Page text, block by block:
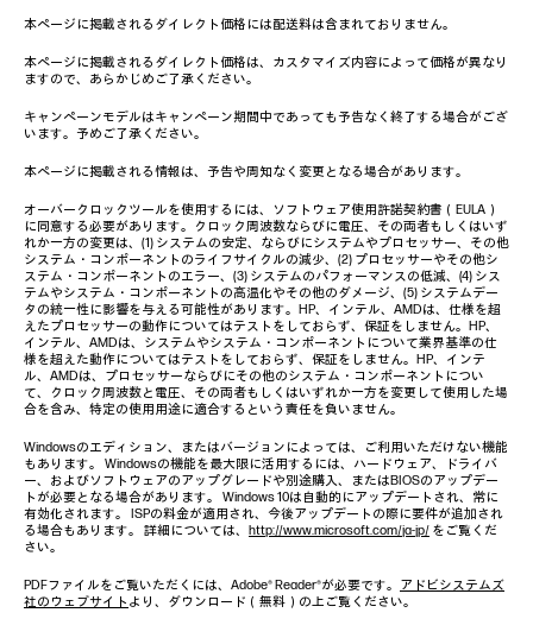
本ページに掲載されるダイレクト価格には配送料は含まれておりません。
本ページに掲載されるダイレクト価格は、カスタマイズ内容によって価格が異なり
ますので、あらかじめご了承ください。
キャンペーンモデルはキャンペーン期間中であっても予告なく終了する場合がござ
います。予めご了承ください。
本ページに掲載される情報は、予告や周知なく変更となる場合があります。
オーバークロックツールを使用するには、ソフトウェア使用許諾契約書（EULA）
に同意する必要があります。クロック周波数ならびに電圧、その両者もしくはいず
れか一方の変更は、(1) システムの安定、ならびにシステムやプロセッサー、その他
システム・コンポーネントのライフサイクルの減少、(2) プロセッサーやその他シ
ステム・コンポーネントのエラー、(3) システムのパフォーマンスの低減、(4) シス
テムやシステム・コンポーネントの高温化やその他のダメージ、(5) システムデー
タの統一性に影響を与える可能性があります。HP、インテル、AMDは、仕様を超
えたプロセッサーの動作についてはテストをしておらず、保証をしません。HP、
インテル、AMDは、システムやシステム・コンポーネントについて業界基準の仕
様を超えた動作についてはテストをしておらず、保証をしません。HP、インテ
ル、AMDは、プロセッサーならびにその他のシステム・コンポーネントについ
て、クロック周波数と電圧、その両者もしくはいずれか一方を変更して使用した場
合を含み、特定の使用用途に適合するという責任を負いません。
Windowsのエディション、またはバージョンによっては、ご利用いただけない機能
もあります。 Windowsの機能を最大限に活用するには、ハードウェア、ドライバ
ー、およびソフトウェアのアップグレードや別途購入、またはBIOSのアップデー
トが必要となる場合があります。 Windows 10は自動的にアップデートされ、常に
有効化されます。 ISPの料金が適用され、今後アップデートの際に要件が追加され
る場合もあります。 詳細については、 http://www.microsoft.com/ja-jp/ をご覧くだ
さい。
PDFファイルをご覧いただくには、Adobe® Reader®が必要です。 アドビシステムズ
社のウェブサイト より、ダウンロード（無料）の上ご覧ください。